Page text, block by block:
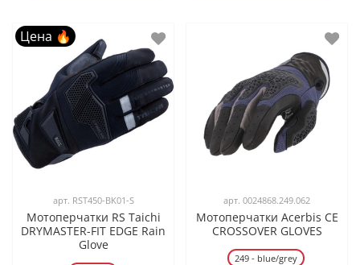
Цена 🔥
арт. RST450-BK01-S
Мотоперчатки RS Taichi
DRYMASTER-FIT EDGE Rain
Glove
арт. 0024868.249.062
Мотоперчатки Acerbis CE
CROSSOVER GLOVES
249 - blue/grey